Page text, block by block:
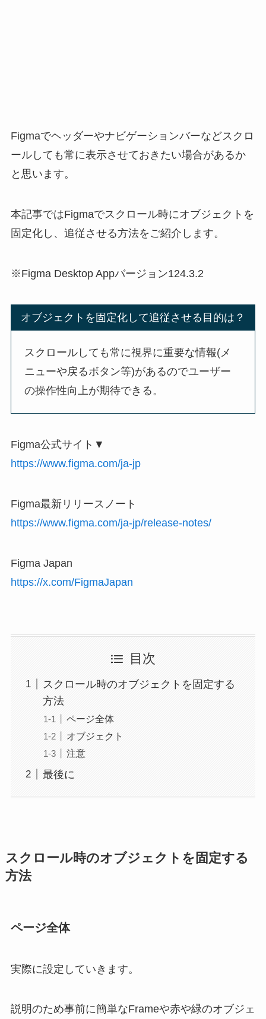
Figmaでヘッダーやナビゲーションバーなどスクロ
ールしても常に表示させておきたい場合があるか
と思います。
本記事ではFigmaでスクロール時にオブジェクトを
固定化し、追従させる方法をご紹介します。
※Figma Desktop Appバージョン124.3.2
オブジェクトを固定化して追従させる目的は？
スクロールしても常に視界に重要な情報(メ
ニューや戻るボタン等)があるのでユーザー
の操作性向上が期待できる。
Figma公式サイト▼
https://www.figma.com/ja-jp
Figma最新リリースノート
https://www.figma.com/ja-jp/release-notes/
Figma Japan
https://x.com/FigmaJapan
目次
スクロール時のオブジェクトを固定する
方法
ページ全体
オブジェクト
注意
最後に
スクロール時のオブジェクトを固定する
方法
ページ全体
実際に設定していきます。
説明のため事前に簡単なFrameや赤や緑のオブジェ